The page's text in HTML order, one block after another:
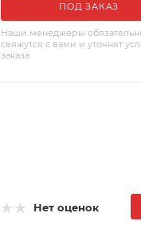
ПОД ЗАКАЗ
Наши менеджеры
свяжутся с вами и уточнят
заказа
Нет оценок